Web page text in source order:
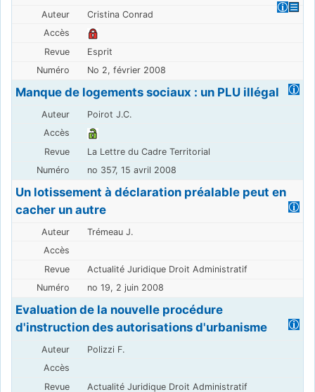
Cristina Conrad
Esprit
No 2, février 2008
Manque de logements sociaux : un PLU illégal
Poirot J.C.
La Lettre du Cadre Territorial
no 357, 15 avril 2008
Un lotissement à déclaration préalable peut en
cacher un autre
Trémeau J.
Actualité Juridique Droit Administratif
no 19, 2 juin 2008
Evaluation de la nouvelle procédure
d'instruction des autorisations d'urbanisme
Polizzi F.
Actualité Juridique Droit Administratif